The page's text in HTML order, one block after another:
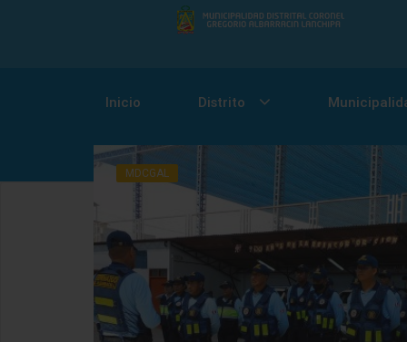
Inicio Distrito
MDCGAL